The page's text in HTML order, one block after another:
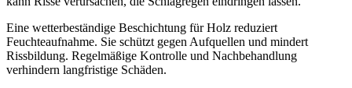
Eine wetterbeständige Beschichtung für Holz reduziert
Feuchteaufnahme. Sie schützt gegen Aufquellen und mindert
Rissbildung. Regelmäßige Kontrolle und Nachbehandlung
verhindern langfristige Schäden.